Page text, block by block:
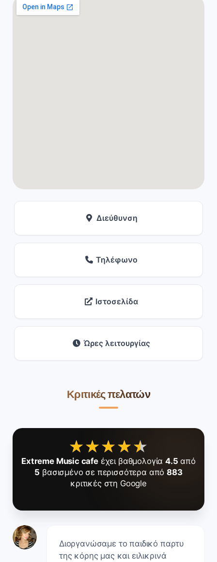
Διεύθυνση
Τηλέφωνο
Ιστοσελίδα
Ώρες λειτουργίας
Κριτικές πελατών
★★★★★
★★★★★
Extreme Music cafe έχει βαθμολογία4.5 από
5 βασισμένο σε περισσότερα από883
κριτικές στη Google
Διοργανώσαμε το παιδικό παρτυ
της κόρης μας και ειλικρινά